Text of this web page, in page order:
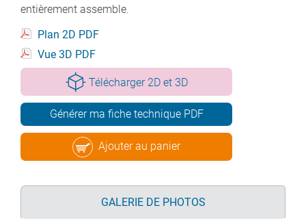
entièrement assemble.
Plan 2D PDF
Vue 3D PDF
Télécharger 2D et 3D
Générer ma fiche technique PDF
Ajouter au panier
GALERIE DE PHOTOS